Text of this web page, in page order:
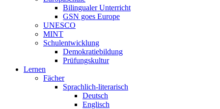
Bilingualer Unterricht
GSN goes Europe
UNESCO
MINT
Schulentwicklung
Demokratiebildung
Prüfungskultur
Lernen
Fächer
Sprachlich-literarisch
Deutsch
Englisch